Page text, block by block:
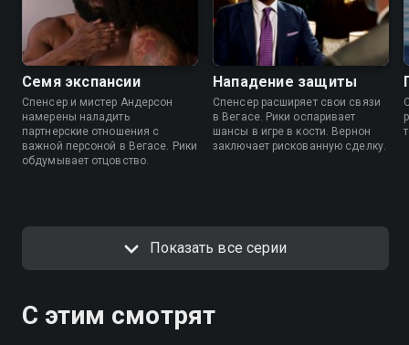
Семя экспансии
Спенсер и мистер Андерсон
намерены наладить
партнерские отношения с
важной персоной в Вегасе. Рики
обдумывает отцовство.
Нападение защиты
Спенсер расширяет свои связи
в Вегасе. Рики оспаривает
шансы в игре в кости. Вернон
заключает рискованную сделку.
Показать все серии
С этим смотрят